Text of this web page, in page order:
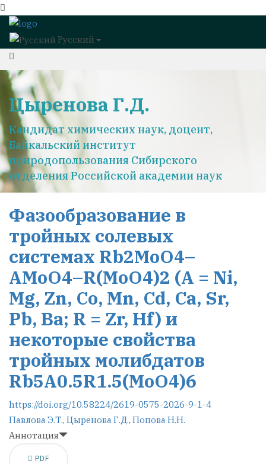
Русский
Цыренова Г.Д.
Кандидат химических наук, доцент,
Байкальский институт
природопользования Сибирского
отделения Российской академии наук
Фазообразование в
тройных солевых
системах Rb2MoO4–
AMoO4–R(MoO4)2 (А = Ni,
Mg, Zn, Co, Mn, Cd, Ca, Sr,
Pb, Ba; R = Zr, Hf) и
некоторые свойства
тройных молибдатов
Rb5A0.5R1.5(MoO4)6
https://doi.org/10.58224/2619-0575-2026-9-1-4
Павлова Э.Т., Цыренова Г.Д., Попова Н.Н.
Аннотация
PDF